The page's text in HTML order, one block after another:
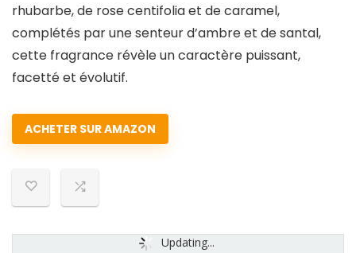
rhubarbe, de rose centifolia et de caramel,
complétés par une senteur d’ambre et de santal,
cette fragrance révèle un caractère puissant,
facetté et évolutif.
ACHETER SUR AMAZON
Updating...